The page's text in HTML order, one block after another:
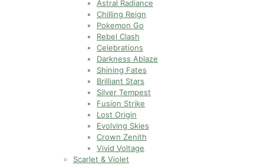
Astral Radiance
Chilling Reign
Pokemon Go
Rebel Clash
Celebrations
Darkness Ablaze
Shining Fates
Brilliant Stars
Silver Tempest
Fusion Strike
Lost Origin
Evolving Skies
Crown Zenith
Vivid Voltage
Scarlet & Violet